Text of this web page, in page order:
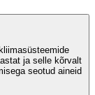
ja selle kõrvalt
seotud aineid